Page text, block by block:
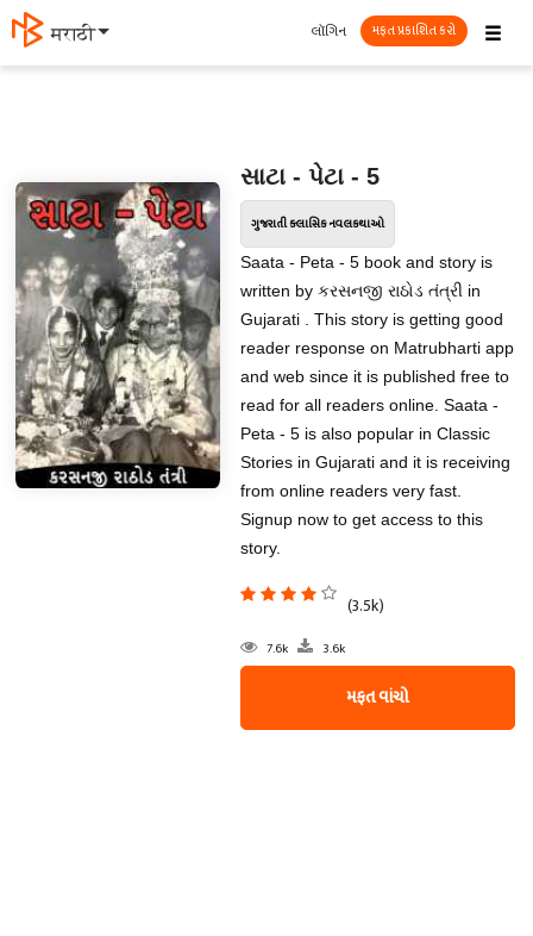
मराठी ☰
લૉગિન મફત પ્રકાશિત કરો
સાટા - પેટા - 5
ગુજરાતી ક્લાસિક નવલકથાઓ
Saata - Peta - 5 book and story is
written by કરસનજી રાઠોડ તંત્રી in
Gujarati . This story is getting good
reader response on Matrubharti app
and web since it is published free to
read for all readers online. Saata -
Peta - 5 is also popular in Classic
Stories in Gujarati and it is receiving
from online readers very fast.
Signup now to get access to this
story.
(3.5k)
7.6k 3.6k
મફત વાંચો